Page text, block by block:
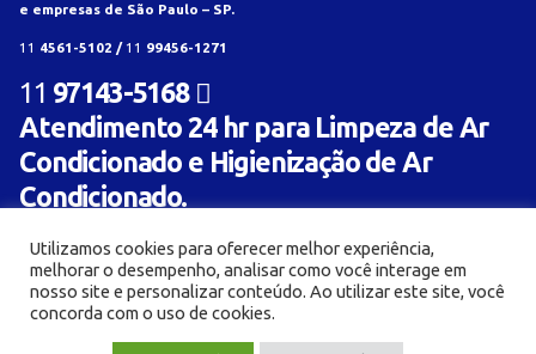
e empresas de São Paulo – SP.
11 4561-5102 / 11 99456-1271
11 97143-5168
Atendimento 24 hr para Limpeza de Ar
Condicionado e Higienização de Ar
Condicionado.
© Limpeza e Higienização de aparelho de ar condicionado para residência e empresa -
Utilizamos cookies para oferecer melhor experiência,
melhorar o desempenho, analisar como você interage em
nosso site e personalizar conteúdo. Ao utilizar este site, você
concorda com o uso de cookies.